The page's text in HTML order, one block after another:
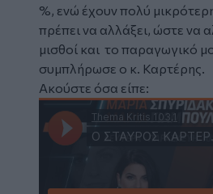
%, ενώ έχουν πολύ
πρέπει να αλλάξει, ώστε να
μισθοί και το παραγωγικό
συμπλήρωσε ο κ. Καρτέρης.
Ακούστε όσα είπε: